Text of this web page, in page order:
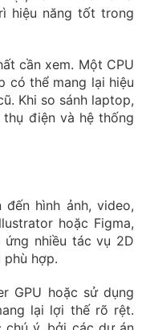
hiệu năng tốt trong
cần xem. Một CPU
có thể mang lại hiệu
Khi so sánh laptop,
điện và hệ thống
hình ảnh, video,
hoặc Figma,
nhiều tác vụ 2D
phù hợp.
GPU hoặc sử dụng
lại lợi thế rõ rệt.